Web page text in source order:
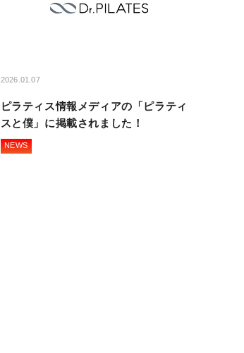
2026.01.07
ピラティス情報メディアの「ピラティ
スと僕」に掲載されました！
NEWS